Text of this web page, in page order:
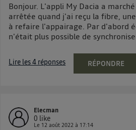
Bonjour. L'appli My Dacia a
arrêtée quand j'ai reçu la fibre,
à refaire l'appairage. Par d'abord
n'était plus possible de
Lire les 4 réponses RÉPONDRE
Elecman
0 like
Le 12 août 2022 à 17:14